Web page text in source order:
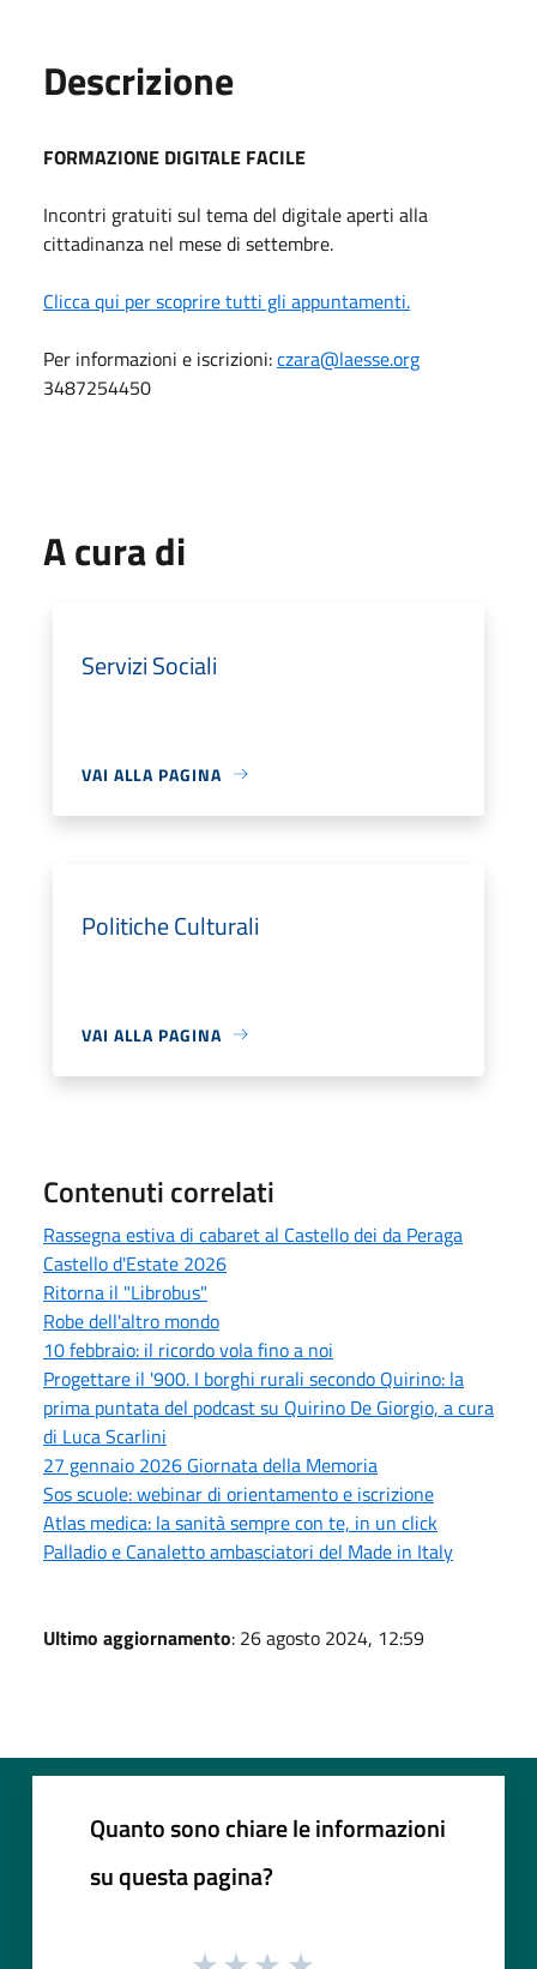
Descrizione
FORMAZIONE DIGITALE FACILE
Incontri gratuiti sul tema del digitale aperti alla
cittadinanza nel mese di settembre.
Clicca qui per scoprire tutti gli appuntamenti.
Per informazioni e iscrizioni:czara@laesse.org
3487254450
A cura di
Servizi Sociali
VAI ALLA PAGINA
Politiche Culturali
VAI ALLA PAGINA
Contenuti correlati
Rassegna estiva di cabaret al Castello dei da Peraga
Castello d'Estate 2026
Ritorna il "Librobus"
Robe dell'altro mondo
10 febbraio: il ricordo vola fino a noi
Progettare il '900. I borghi rurali secondo Quirino: la
prima puntata del podcast su Quirino De Giorgio, a cura
di Luca Scarlini
27 gennaio 2026 Giornata della Memoria
Sos scuole: webinar di orientamento e iscrizione
Atlas medica: la sanità sempre con te, in un click
Palladio e Canaletto ambasciatori del Made in Italy
Ultimo aggiornamento: 26 agosto 2024, 12:59
Quanto sono chiare le informazioni
su questa pagina?